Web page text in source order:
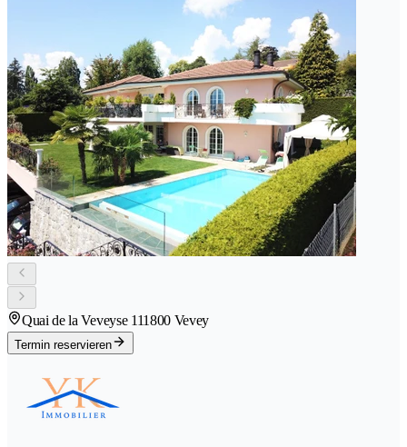
Quai de la Veveyse 111800 Vevey
Termin reservieren